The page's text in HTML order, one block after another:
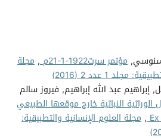
مؤتمر سرت1922-1-21م , مجلة
مجلد 1 عدد 2 (2016)
عبد الله إبراهيم, فيروز سالم
النباتية خارج موقعها الطبيعي
, مجلة العلوم الإنسانية والتطبيقية: